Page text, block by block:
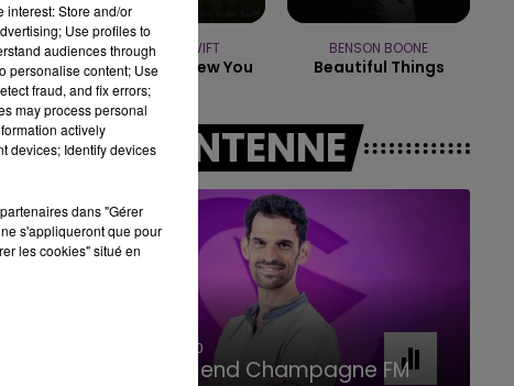
TAYLOR SWIFT
I Knew It, I Knew You
BENSON BOONE
Beautiful Things
A L'ANTENNE
16h00 - 20h00
Le Week-end Champagne FM
interest: Store and/or
Use profiles to
audiences through
personalise content; Use
fraud, and fix errors;
may process personal
actively
devices; Identify devices
dans "Gérer
s'appliqueront que pour
les cookies" situé en